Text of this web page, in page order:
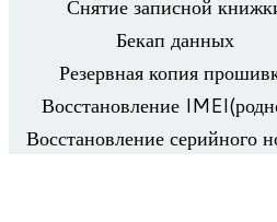
Сня­тие запис­ной
Бекап дан­ных
Резерв­ная копия
Вос­ста­нов­ле­ние
Вос­ста­нов­ле­ние серий­ного